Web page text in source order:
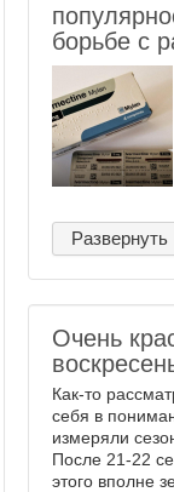
борьбе с
Развернуть
Очень
Как-то
себя в
измеряли
После 21-22
этого вполне